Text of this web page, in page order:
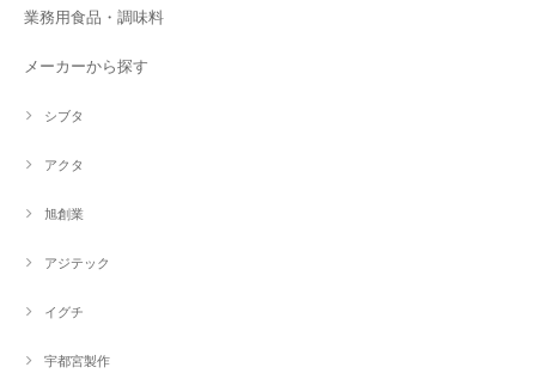
業務用食品・調味料
メーカーから探す
シブタ
アクタ
旭創業
アジテック
イグチ
宇都宮製作